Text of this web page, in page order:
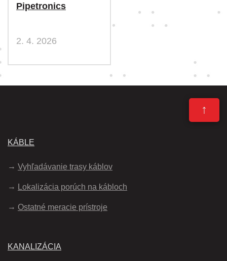
Pipetronics
2. 4. 2026
↑
KÁBLE
Vyhľadávanie trasy káblov
Lokalizácia porúch na kábloch
Ostatné meracie prístroje
KANALIZÁCIA